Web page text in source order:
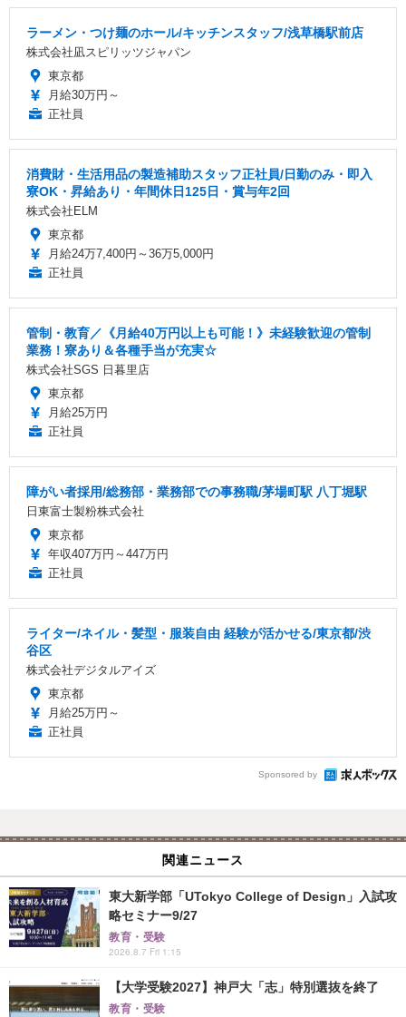
ラーメン・つけ麺のホール/キッチンスタッフ/浅草橋駅前店
株式会社凪スピリッツジャパン
東京都
月給30万円～
正社員
消費財・生活用品の製造補助スタッフ正社員/日勤のみ・即入
寮OK・昇給あり・年間休日125日・賞与年2回
株式会社ELM
東京都
月給24万7,400円～36万5,000円
正社員
管制・教育／《月給40万円以上も可能！》未経験歓迎の管制
業務！寮あり＆各種手当が充実☆
株式会社SGS 日暮里店
東京都
月給25万円
正社員
障がい者採用/総務部・業務部での事務職/茅場町駅 八丁堀駅
日東富士製粉株式会社
東京都
年収407万円～447万円
正社員
ライター/ネイル・髪型・服装自由 経験が活かせる/東京都/渋
谷区
株式会社デジタルアイズ
東京都
月給25万円～
正社員
Sponsored by
関連ニュース
東大新学部「UTokyo College of Design」入試攻
略セミナー9/27
教育・受験
2026.8.7 Fri 1:15
【大学受験2027】神戸大「志」特別選抜を終了
教育・受験